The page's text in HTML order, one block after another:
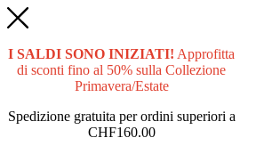
I SALDI SONO INIZIATI! Approfitta
di sconti fino al 50% sulla Collezione
Primavera/Estate
Spedizione gratuita per ordini superiori a
CHF160.00